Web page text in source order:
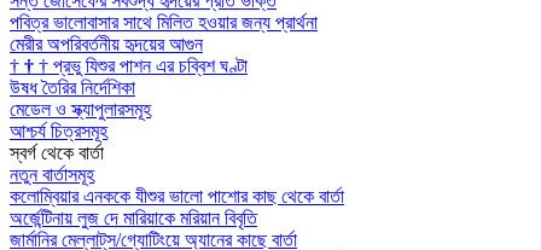
পবিত্র ভালোবাসার সাথে মিলিত হওয়ার জন্য প্রার্থনা
মেরীর অপরিবর্তনীয় হৃদয়ের আগুন
† † † প্রভু যিশুর পাশন এর চব্বিশ ঘণ্টা
উষধ তৈরির নির্দেশিকা
মেডেল ও স্ক্যাপুলারসমূহ
আশ্চর্য চিত্রসমূহ
স্বর্গ থেকে বার্তা
নতুন বার্তাসমূহ
কলোম্বিয়ার এনককে যীশুর ভালো পাশোর কাছ থেকে বার্তা
অর্জেন্টিনায় লুজ দে মারিয়াকে মরিয়ান বিবৃতি
জার্মানির মেল্লাট্‌স/গ্যোটিংয়ে অ্যানের কাছে বার্তা